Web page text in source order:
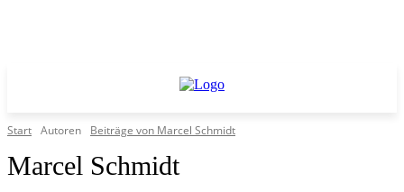
Start Autoren Beiträge von Marcel Schmidt
Marcel Schmidt